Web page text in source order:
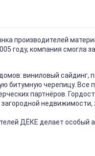
производителей
году, компания смогла
виниловый сайдинг,
битумную черепицу. Все
партнёров.
загородной
ДЁКЕ делает особый